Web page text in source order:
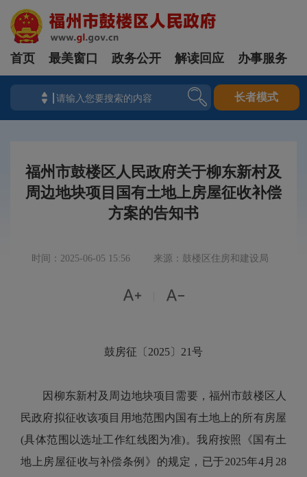
首页 最美窗口 政务公开 解读回应 办事服务
长者模式
福州市鼓楼区人民政府关于柳东新村及
周边地块项目国有土地上房屋征收补偿
方案的告知书
时间：2025-06-05 15:56 来源：鼓楼区住房和建设局
 
鼓房征〔2025〕21号
因柳东新村及周边地块项目需要，福州市鼓楼区人
民政府拟征收该项目用地范围内国有土地上的所有房屋
(具体范围以选址工作红线图为准)。我府按照《国有土
地上房屋征收与补偿条例》的规定，已于2025年4月28